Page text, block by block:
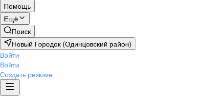
Помощь
Ещё
Поиск
Новый Городок (Одинцовский район)
Войти
Войти
Создать резюме